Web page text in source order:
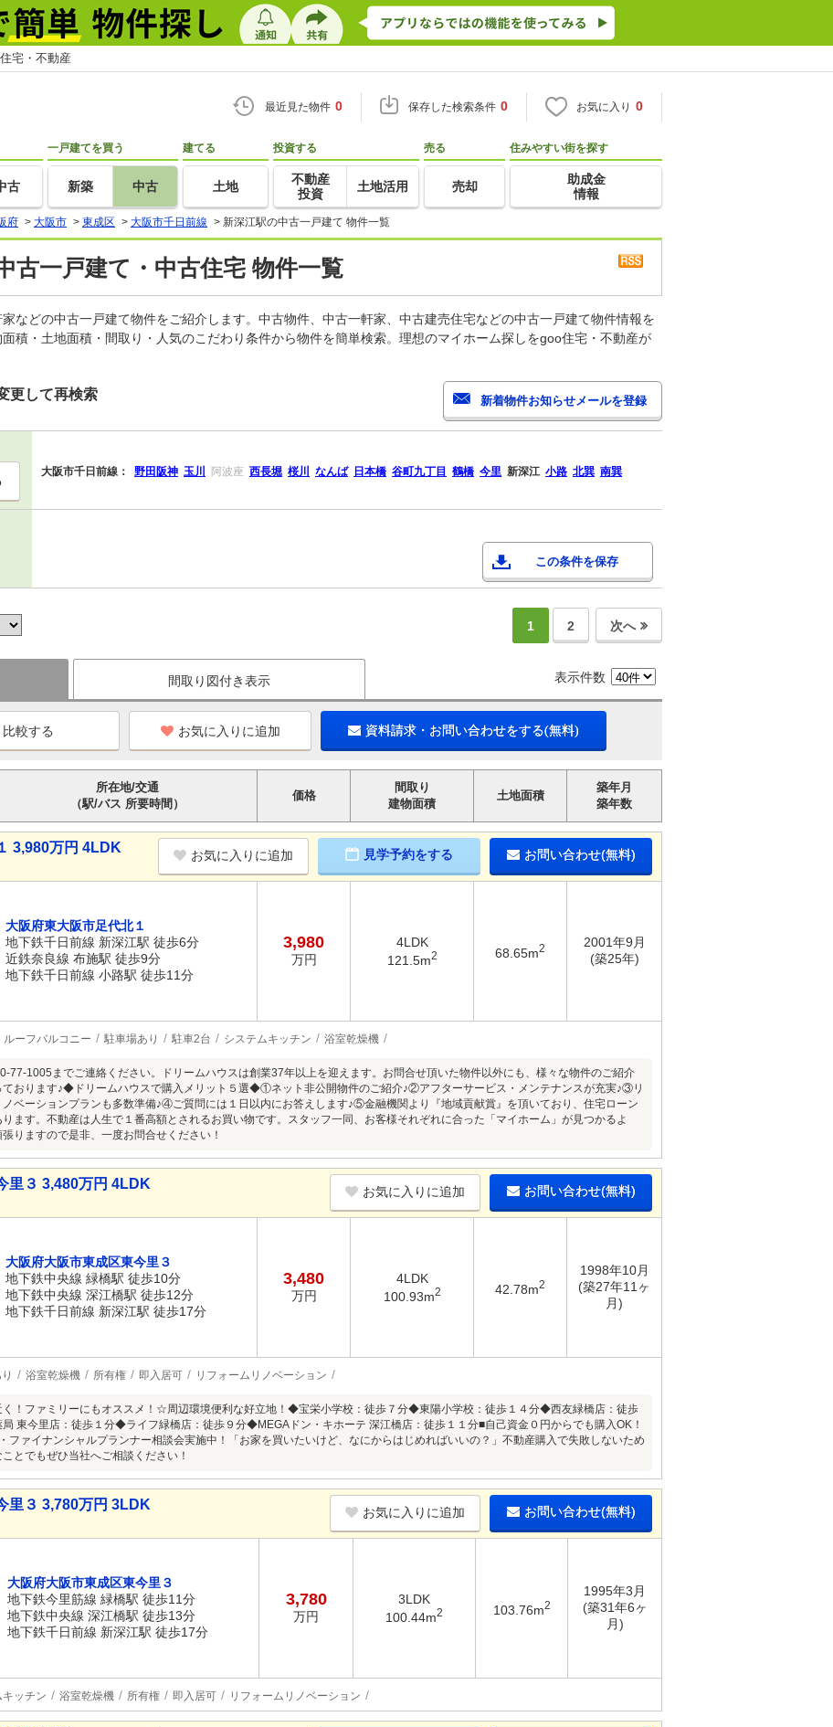
宅・不動産
最近見た物件 0 保存した検索条件 0 お気に入り 0
古
一戸建てを買う
新築 中古
建てる
土地
投資する
不動産
投資
土地活用
売る
売却
住みやすい街を探す
助成金
情報
府 > 大阪市 > 東成区 > 大阪市千日前線 > 新深江駅の中古一戸建て 物件一覧
古一戸建て・中古住宅 物件一覧
などの中古一戸建て物件をご紹介します。中古物件、中古一軒家、中古建売住宅などの中古一戸建て物件情報を
積・土地面積・間取り・人気のこだわり条件から物件を簡単検索。理想のマイホーム探しをgoo住宅・不動産が
更して再検索
大阪市千日前線： 野田阪神 玉川 阿波座 西長堀 桜川 なんば 日本橋 谷町九丁目 鶴橋 今里 新深江 小路 北巽 南巽
この条件を保存
1 2 次へ
間取り図付き表示 表示件数
お気に入りに追加 資料請求・お問い合わせをする(無料)
所在地/交通
（駅/バス 所要時間）
価格
間取り
建物面積
土地面積
築年月
築年数
3,980万円 4LDK お気に入りに追加 見学予約をする お問い合わせ(無料)
大阪府東大阪市足代北１
地下鉄千日前線 新深江駅 徒歩6分
近鉄奈良線 布施駅 徒歩9分
地下鉄千日前線 小路駅 徒歩11分
3,980
万円
4LDK
121.5m2 68.65m2
2001年9月
(築25年)
ルーフバルコニー 駐車場あり 駐車2台 システムキッチン 浴室乾燥機
77-1005までご連絡ください。ドリームハウスは創業37年以上を迎えます。お問合せ頂いた物件以外にも、様々な物件のご紹介
ております♪◆ドリームハウスで購入メリット５選◆①ネット非公開物件のご紹介♪②アフターサービス・メンテナンスが充実♪③リ
ノベーションプランも多数準備♪④ご質問には１日以内にお答えします♪⑤金融機関より『地域貢献賞』を頂いており、住宅ローン
ります。不動産は人生で１番高額とされるお買い物です。スタッフ一同、お客様それぞれに合った「マイホーム」が見つかるよ
りますので是非、一度お問合せください！
里３ 3,480万円 4LDK お気に入りに追加 お問い合わせ(無料)
大阪府大阪市東成区東今里３
地下鉄中央線 緑橋駅 徒歩10分
地下鉄中央線 深江橋駅 徒歩12分
地下鉄千日前線 新深江駅 徒歩17分
3,480
万円
4LDK
100.93m2 42.78m2
1998年10月
(築27年11ヶ
月)
浴室乾燥機 所有権 即入居可 リフォームリノベーション
！ファミリーにもオススメ！☆周辺環境便利な好立地！◆宝栄小学校：徒歩７分◆東陽小学校：徒歩１４分◆西友緑橋店：徒歩
東今里店：徒歩１分◆ライフ緑橋店：徒歩９分◆MEGAドン・キホーテ 深江橋店：徒歩１１分■自己資金０円からでも購入OK！
ファイナンシャルプランナー相談会実施中！「お家を買いたいけど、なにからはじめればいいの？」不動産購入で失敗しないため
とでもぜひ当社へご相談ください！
里３ 3,780万円 3LDK お気に入りに追加 お問い合わせ(無料)
大阪府大阪市東成区東今里３
地下鉄今里筋線 緑橋駅 徒歩11分
地下鉄中央線 深江橋駅 徒歩13分
地下鉄千日前線 新深江駅 徒歩17分
3,780
万円
3LDK
100.44m2 103.76m2
1995年3月
(築31年6ヶ
月)
キッチン 浴室乾燥機 所有権 即入居可 リフォームリノベーション